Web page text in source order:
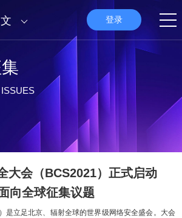
登录
大会（BCS2021）正式启动
向全球征集议题
是立足北京、辐射全球的世界级网络安全盛会。大会